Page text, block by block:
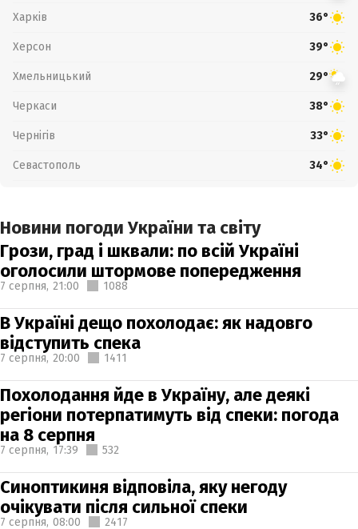
Харків 36°
Херсон 39°
Хмельницький 29°
Черкаси 38°
Чернігів 33°
Севастополь 34°
Новини погоди України та світу
Грози, град і шквали: по всій Україні
оголосили штормове попередження
7 серпня, 21:00 1088
В Україні дещо похолодає: як надовго
відступить спека
7 серпня, 20:00 1411
Похолодання йде в Україну, але деякі
регіони потерпатимуть від спеки: погода
на 8 серпня
7 серпня, 17:39 532
Синоптикиня відповіла, яку негоду
очікувати після сильної спеки
7 серпня, 08:00 2417